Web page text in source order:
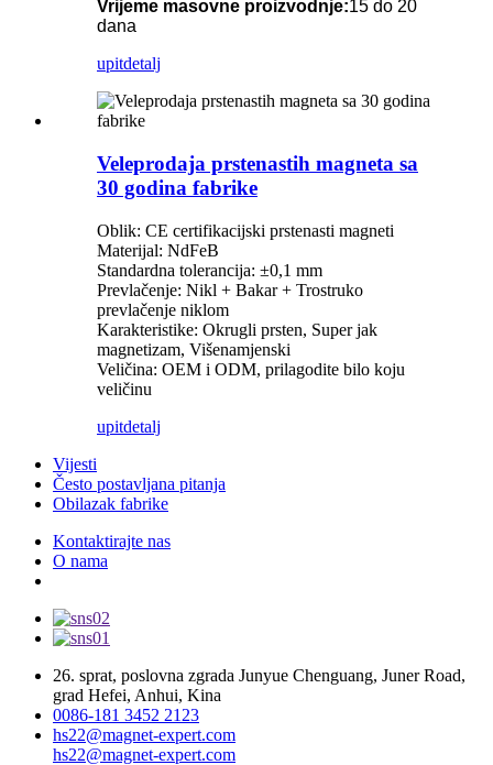
Vrijeme masovne proizvodnje:15 do 20
dana
upitdetalj
Veleprodaja prstenastih magneta sa
30 godina fabrike
Oblik: CE certifikacijski prstenasti magneti
Materijal: NdFeB
Standardna tolerancija: ±0,1 mm
Prevlačenje: Nikl + Bakar + Trostruko
prevlačenje niklom
Karakteristike: Okrugli prsten, Super jak
magnetizam, Višenamjenski
Veličina: OEM i ODM, prilagodite bilo koju
veličinu
upitdetalj
Vijesti
Često postavljana pitanja
Obilazak fabrike
Kontaktirajte nas
O nama
26. sprat, poslovna zgrada Junyue Chenguang, Juner Road,
grad Hefei, Anhui, Kina
0086-181 3452 2123
hs22@magnet-expert.com
hs22@magnet-expert.com